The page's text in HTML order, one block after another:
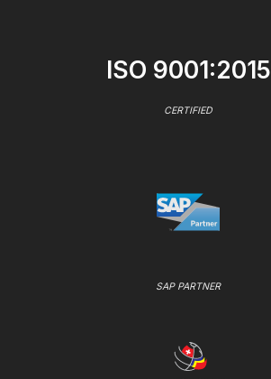
ISO 9001:2015
CERTIFIED
SAP PARTNER